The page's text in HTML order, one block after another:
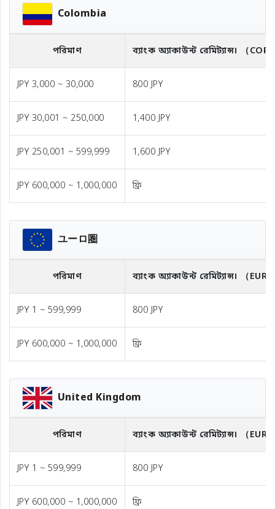
Colombia
পরিমাণ ব্যাংক অ্যাকাউন্ট রেমিট্যান্স। （COP
JPY 3,000 ~ 30,000 800 JPY
JPY 30,001 ~ 250,000 1,400 JPY
JPY 250,001 ~ 599,999 1,600 JPY
JPY 600,000 ~ 1,000,000 ফ্রি
ユーロ圏
পরিমাণ ব্যাংক অ্যাকাউন্ট রেমিট্যান্স। （EUR
JPY 1 ~ 599,999 800 JPY
JPY 600,000 ~ 1,000,000 ফ্রি
United Kingdom
পরিমাণ ব্যাংক অ্যাকাউন্ট রেমিট্যান্স। （EUR
JPY 1 ~ 599,999 800 JPY
JPY 600,000 ~ 1,000,000 ফ্রি